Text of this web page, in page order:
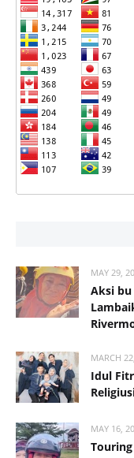
MAY 29,
Aksi bu
MARCH
Idul
MAY 16,